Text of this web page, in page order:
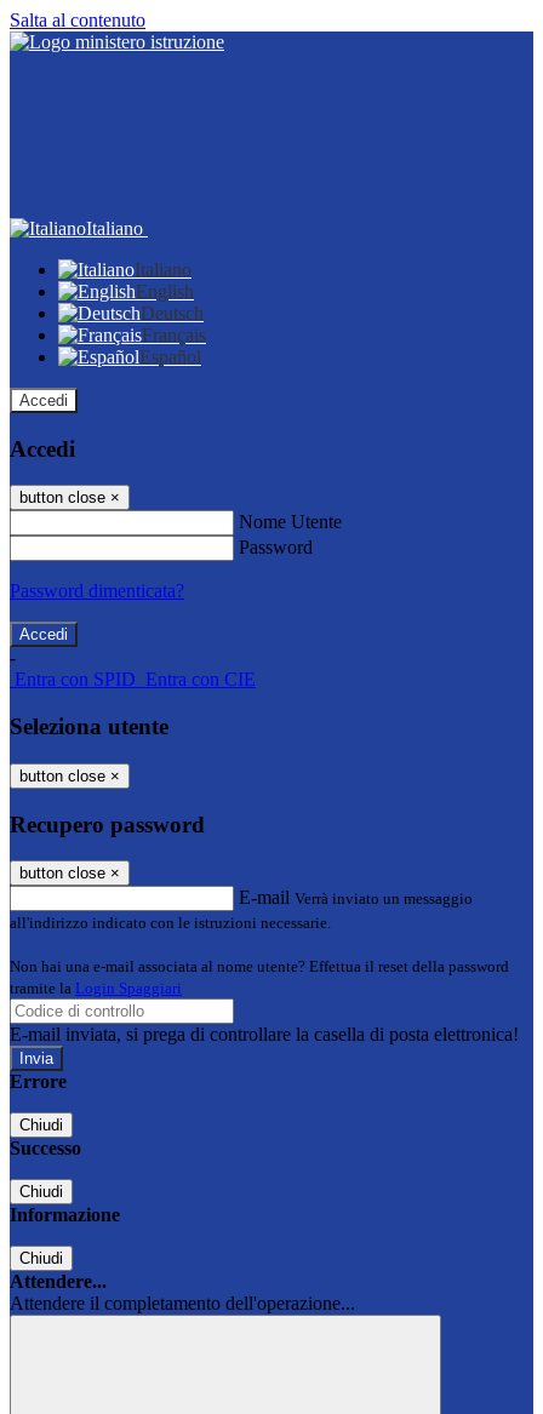
Salta al contenuto
Italiano
Italiano
English
Deutsch
Français
Español
Accedi
Accedi
button close ×
Nome Utente
Password
Password dimenticata?
-
Entra con SPID Entra con CIE
Seleziona utente
button close ×
Recupero password
button close ×
E-mail Verrà inviato un messaggio
all'indirizzo indicato con le istruzioni necessarie.
Non hai una e-mail associata al nome utente? Effettua il reset della password
tramite la Login Spaggiari
E-mail inviata, si prega di controllare la casella di posta elettronica!
Errore
Chiudi
Successo
Chiudi
Informazione
Chiudi
Attendere...
Attendere il completamento dell'operazione...